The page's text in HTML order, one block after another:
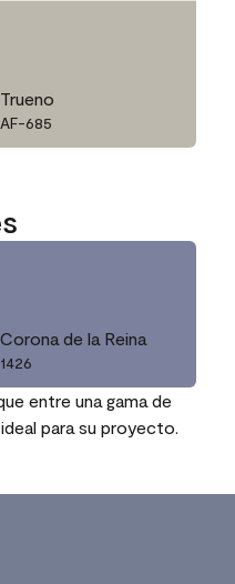
Trueno
AF-685
Corona de la Reina
1426
entre una gama de
para su proyecto.